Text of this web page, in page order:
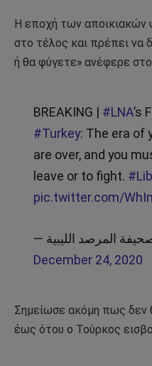
Η εποχή των αποικιακών
στο τέλος και πρέπει να
ή θα φύγετε» ανέφερε
BREAKING | #LNA’s
#Turkey: The era of
are over, and you
leave or to fight.
pic.twitter.com/
December 24, 2020
Σημείωσε ακόμη πως δεν
έως ότου o Τούρκος